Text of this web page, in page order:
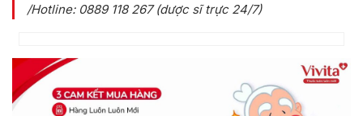
/Hotline: 0889 118 267 (dược sĩ trực 24/7)